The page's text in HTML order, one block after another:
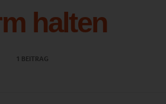
halten
1 BEITRAG